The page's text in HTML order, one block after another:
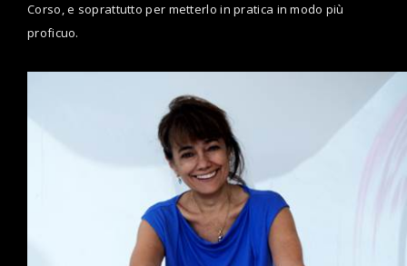
Corso, e soprattutto per metterlo in pratica in modo più
proficuo.